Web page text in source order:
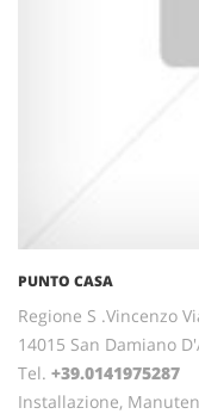
PUNTO CASA
Regione S .Vincenzo
14015 San Damiano
Tel. +39.0141975287
Installazione,